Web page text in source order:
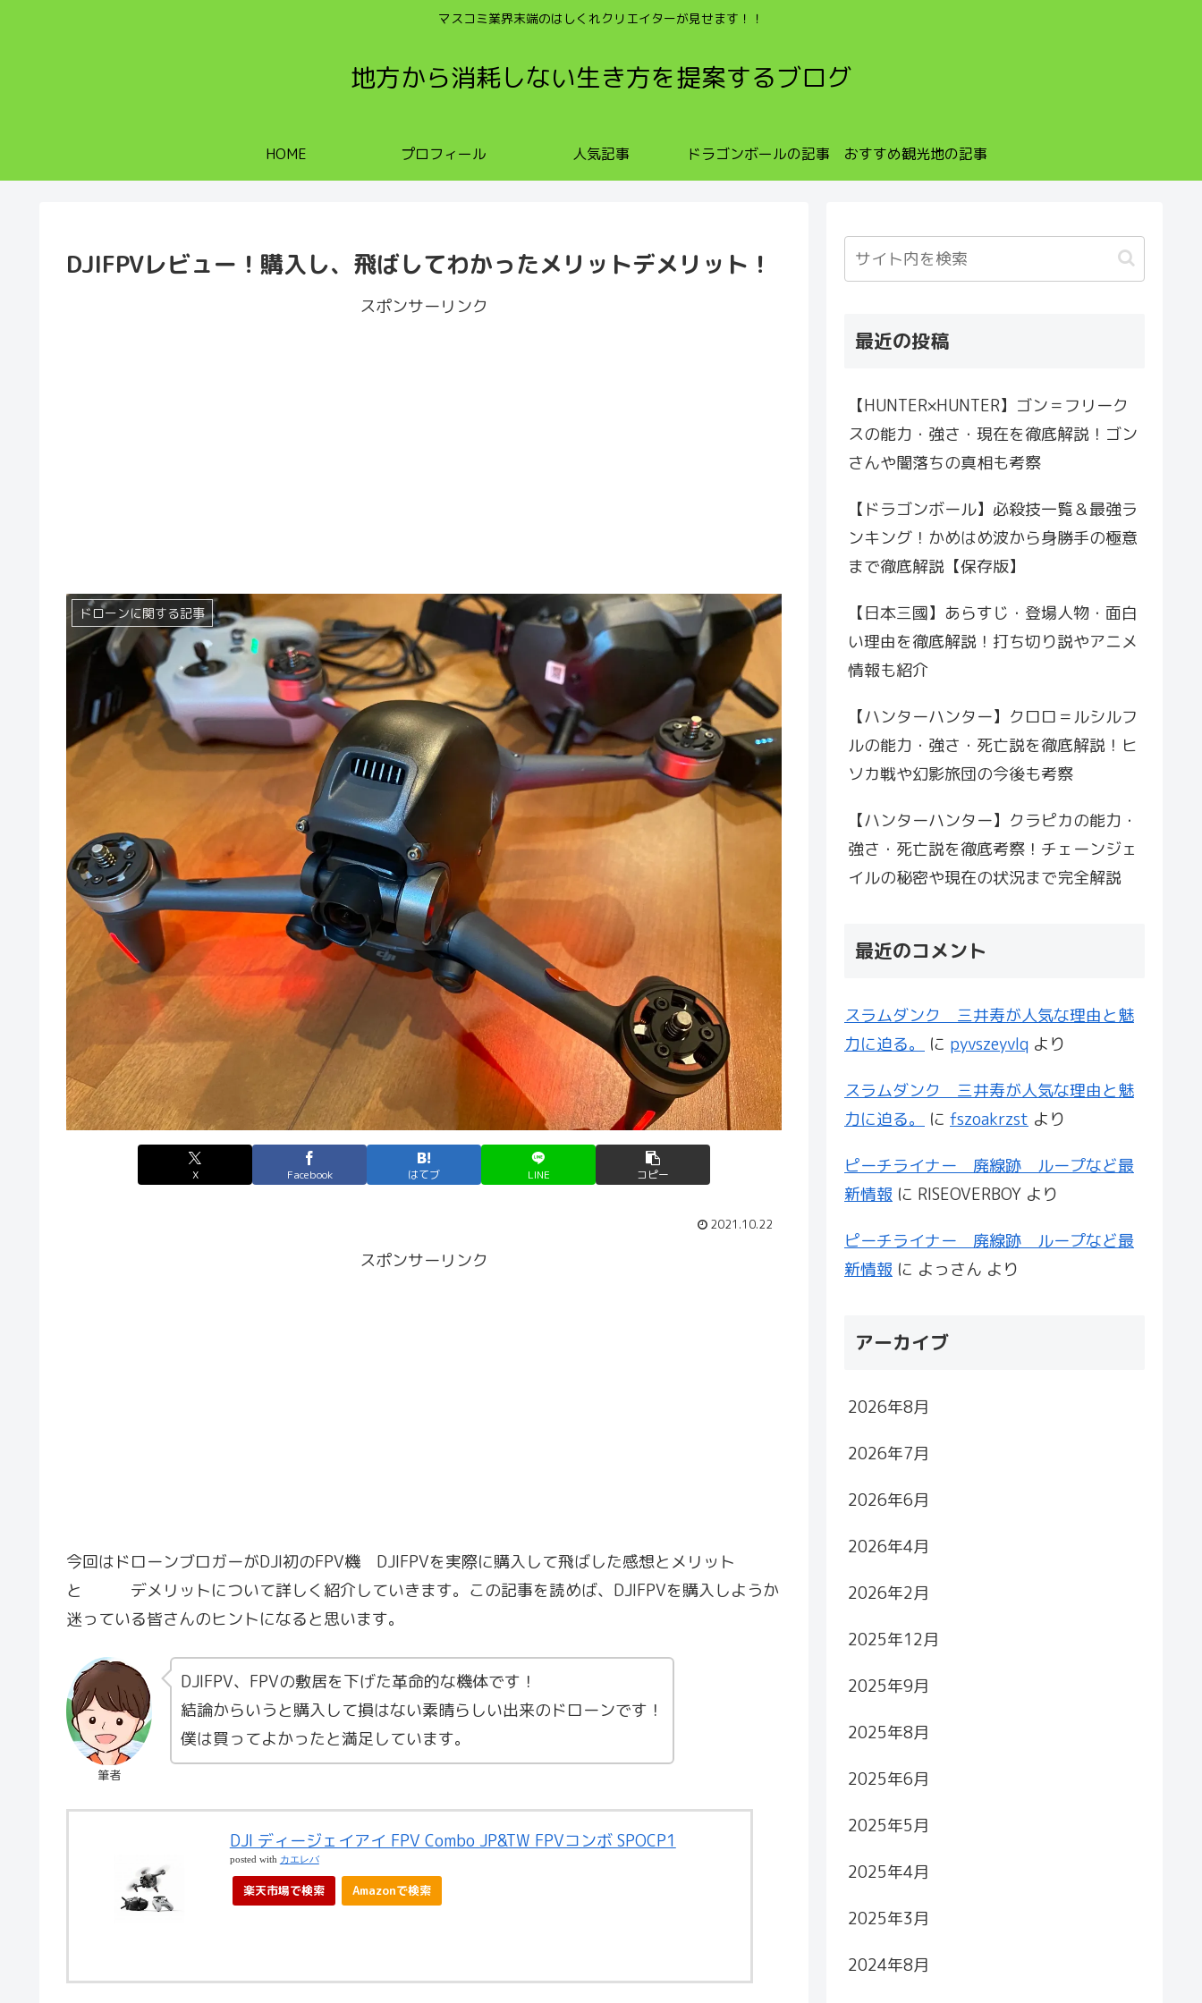
マスコミ業界末端のはしくれクリエイターが見せます！！
地方から消耗しない生き方を提案するブログ
HOME プロフィール 人気記事 ドラゴンボールの記事 おすすめ観光地の記事
DJIFPVレビュー！購入し、飛ばしてわかったメリットデメリット！
スポンサーリンク
ドローンに関する記事
X Facebook はてブ LINE コピー
2021.10.22
スポンサーリンク
今回はドローンブロガーがDJI初のFPV機 DJIFPVを実際に購入して飛ばした感想とメリット
と デメリットについて詳しく紹介していきます。この記事を読めば、DJIFPVを購入しようか
迷っている皆さんのヒントになると思います。
筆者
DJIFPV、FPVの敷居を下げた革命的な機体です！
結論からいうと購入して損はない素晴らしい出来のドローンです！
僕は買ってよかったと満足しています。
DJI ディージェイアイ FPV Combo JP&TW FPVコンボ SPOCP1
posted with カエレバ
楽天市場で検索 Amazonで検索
最近の投稿
【HUNTER×HUNTER】ゴン＝フリーク
スの能力・強さ・現在を徹底解説！ゴン
さんや闇落ちの真相も考察
【ドラゴンボール】必殺技一覧＆最強ラ
ンキング！かめはめ波から身勝手の極意
まで徹底解説【保存版】
【日本三國】あらすじ・登場人物・面白
い理由を徹底解説！打ち切り説やアニメ
情報も紹介
【ハンターハンター】クロロ＝ルシルフ
ルの能力・強さ・死亡説を徹底解説！ヒ
ソカ戦や幻影旅団の今後も考察
【ハンターハンター】クラピカの能力・
強さ・死亡説を徹底考察！チェーンジェ
イルの秘密や現在の状況まで完全解説
最近のコメント
スラムダンク 三井寿が人気な理由と魅
力に迫る。
に pyvszeyvlq より
スラムダンク 三井寿が人気な理由と魅
力に迫る。
に fszoakrzst より
ピーチライナー 廃線跡 ループなど最
新情報 に RISEOVERBOY より
ピーチライナー 廃線跡 ループなど最
新情報 に よっさん より
アーカイブ
2026年8月
2026年7月
2026年6月
2026年4月
2026年2月
2025年12月
2025年9月
2025年8月
2025年6月
2025年5月
2025年4月
2025年3月
2024年8月